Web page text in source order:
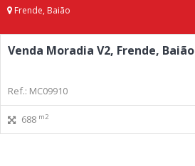
Frende, Baião
Venda Moradia V2, Frende, Baião
Ref.: MC09910
688 m2